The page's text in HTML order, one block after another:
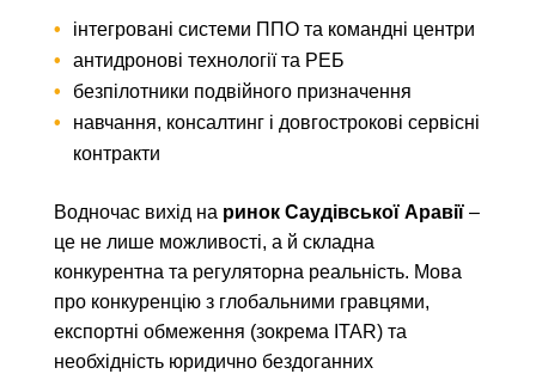
інтегровані системи ППО та командні центри
антидронові технології та РЕБ
безпілотники подвійного призначення
навчання, консалтинг і довгострокові сервісні
контракти
Водночас вихід на ринок Саудівської Аравії –
це не лише можливості, а й складна
конкурентна та регуляторна реальність. Мова
про конкуренцію з глобальними гравцями,
експортні обмеження (зокрема ITAR) та
необхідність юридично бездоганних